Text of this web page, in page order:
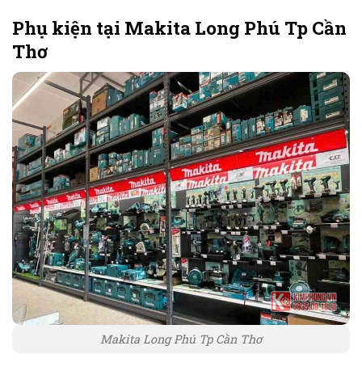
Phụ kiện tại Makita Long Phú Tp Cần
Thơ
Makita Long Phú Tp Cần Thơ